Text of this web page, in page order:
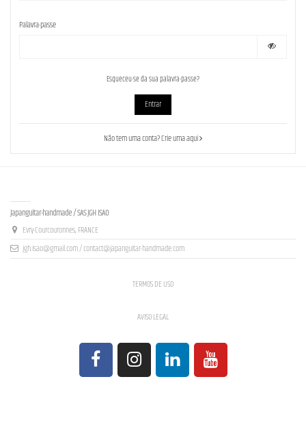
Palavra-passe
Esqueceu-se da sua palavra-passe?
Entrar
Não tem uma conta? Crie uma aqui
Japanguitar-handmade / SAS JGH ISAO
Evry-Courcouronnes, FRANCE
jgh.isao@gmail.com / contact@japanguitar-handmade.com
TERMOS DE USO
AVISO LEGAL